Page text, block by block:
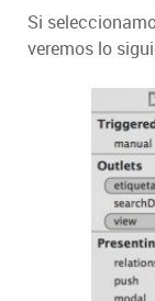
Si
veremos lo